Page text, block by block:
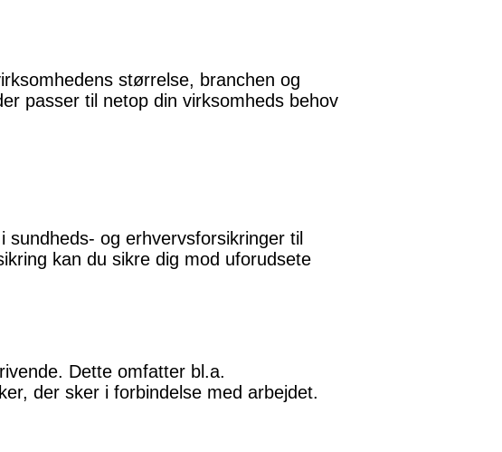
størrelse, branchen og
passer til netop din virksomheds behov
og erhvervsforsikringer til
kan du sikre dig mod uforudsete
Dette omfatter bl.a.
der sker i forbindelse med arbejdet.